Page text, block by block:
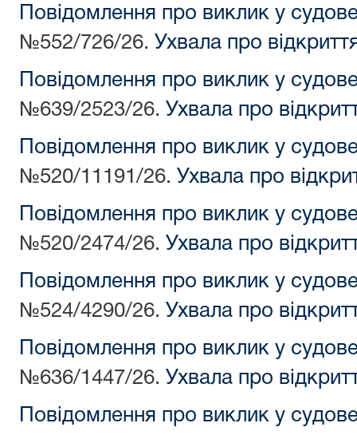
Повідомлення про виклик у
№552/726/26. Ухвала про
Повідомлення про виклик у
№639/2523/26. Ухвала про
Повідомлення про виклик у
№520/11191/26. Ухвала про
Повідомлення про виклик у
№520/2474/26. Ухвала про
Повідомлення про виклик у
№524/4290/26. Ухвала про
Повідомлення про виклик у
№636/1447/26. Ухвала про
Повідомлення про виклик у